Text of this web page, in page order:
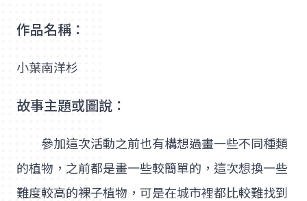
作品名稱：
小葉南洋杉
故事主題或圖說：
參加這次活動之前也有構想過畫一些不同種類
的植物，之前都是畫一些較簡單的，這次想換一些
難度較高的裸子植物，可是在城市裡都比較難找到